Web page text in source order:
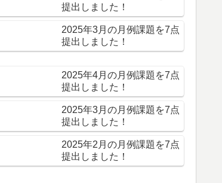
提出しました！
2025年3月の月例課題を7点
提出しました！
2025年4月の月例課題を7点
提出しました！
2025年3月の月例課題を7点
提出しました！
2025年2月の月例課題を7点
提出しました！